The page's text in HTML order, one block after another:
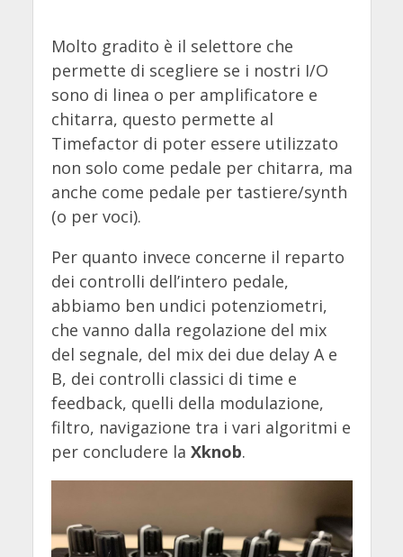
Molto gradito è il selettore che
permette di scegliere se i nostri I/O
sono di linea o per amplificatore e
chitarra, questo permette al
Timefactor di poter essere utilizzato
non solo come pedale per chitarra, ma
anche come pedale per tastiere/synth
(o per voci).
Per quanto invece concerne il reparto
dei controlli dell’intero pedale,
abbiamo ben undici potenziometri,
che vanno dalla regolazione del mix
del segnale, del mix dei due delay A e
B, dei controlli classici di time e
feedback, quelli della modulazione,
filtro, navigazione tra i vari algoritmi e
per concludere la Xknob.